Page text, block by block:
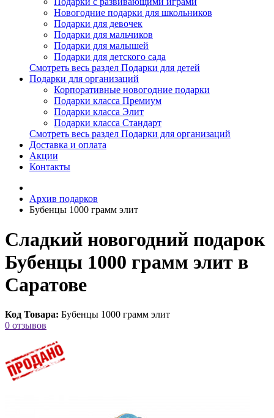
Новогодние подарки для школьников
Подарки для девочек
Подарки для мальчиков
Подарки для малышей
Подарки для детского сада
Смотреть весь раздел Подарки для детей
Подарки для организаций
Корпоративные новогодние подарки
Подарки класса Премиум
Подарки класса Элит
Подарки класса Стандарт
Смотреть весь раздел Подарки для организаций
Доставка и оплата
Акции
Контакты
Архив подарков
Бубенцы 1000 грамм элит
Сладкий новогодний подарок
Бубенцы 1000 грамм элит в
Саратове
Код Товара: Бубенцы 1000 грамм элит
0 отзывов